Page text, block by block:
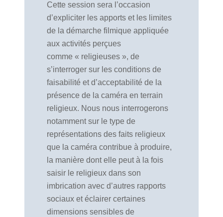
Cette session sera l’occasion
d’expliciter les apports et les limites
de la démarche filmique appliquée
aux activités perçues
comme « religieuses », de
s’interroger sur les conditions de
faisabilité et d’acceptabilité de la
présence de la caméra en terrain
religieux. Nous nous interrogerons
notamment sur le type de
représentations des faits religieux
que la caméra contribue à produire,
la manière dont elle peut à la fois
saisir le religieux dans son
imbrication avec d’autres rapports
sociaux et éclairer certaines
dimensions sensibles de